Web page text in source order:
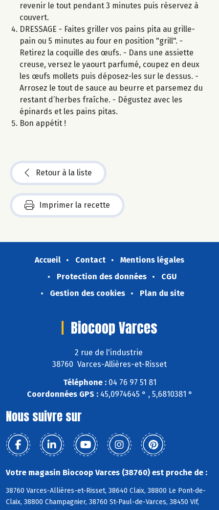
revenir le tout pendant 3 minutes puis réservez à
couvert.
DRESSAGE - Faites griller vos pains pita au grille-
pain ou 5 minutes au four en position "grill". -
Retirez la coquille des œufs. - Dans une assiette
creuse, versez le yaourt parfumé, coupez en deux
les œufs mollets puis déposez-les sur le dessus. -
Arrosez le tout de sauce au beurre et parsemez du
restant d’herbes fraîche. - Dégustez avec les
épinards et les pains pitas.
Bon appétit !
Retour à la liste
Imprimer la recette
Accueil Contact
Mentions légales
Protection des données
CGU
Gestion des cookies
Plan du site
Biocoop Varces
2 rue de l'industrie
38760 Varces-Allières-et-Risset
Téléphone :04 76 97 51 81
Coordonnées GPS :45,0974645 ° , 5,6810381 °
Nous suivre sur
Votre magasin Biocoop Varces (38760) est proche de :
38760 Varces-Allières-et-Risset, 38640 Claix, 38800 Le Pont-de-
Claix, 38800 Champagnier, 38760 St-Paul-de-Varces, 38450 Vif,